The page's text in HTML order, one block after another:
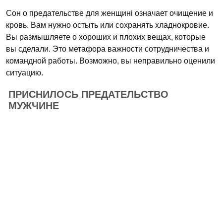
Сон о предательстве для женщині означает очищение и
кровь. Вам нужно остыть или сохранять хладнокровие.
Вы размышляете о хороших и плохих вещах, которые
вы сделали. Это метафора важности сотрудничества и
командной работы. Возможно, вы неправильно оценили
ситуацию.
ПРИСНИЛОСЬ ПРЕДАТЕЛЬСТВО
МУЖЧИНЕ